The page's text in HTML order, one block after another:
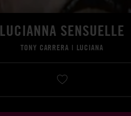
LUCIANNA SENSUELLE
TONY CARRERA | LUCIANA